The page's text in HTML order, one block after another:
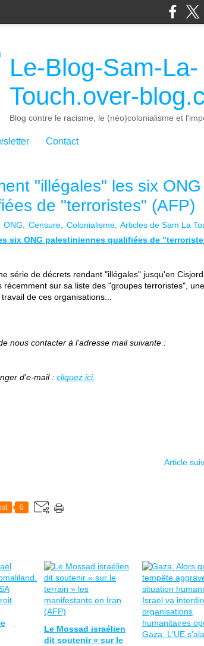
Le-Blog-Sam-La-
Touch.over-
Blog contre le racisme, le (néo)colonialisme et
Contact
"illégales" les six ONG
de "terroristes" (AFP)
ONG Censure Colonialisme Articles de Sam La
six ONG palestiniennes qualifiées de
série de décrets rendant "illégales" jusqu'en
sur sa liste des "groupes terroristes", une
de ces organisations...
nous contacter à l'adresse mail suivante :
d'e-mail : cliquez ici.
Article
0
Le Mossad israélien
dit soutenir « sur le